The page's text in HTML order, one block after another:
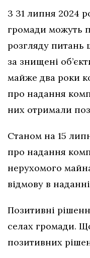
3 31 липня 2024
громади можуть
розгляду питань
за знищені
майже два роки
про надання
них отримали
Станом на 15
про надання
нерухомого
відмову в
Позитивні
селах громади.
позитивних